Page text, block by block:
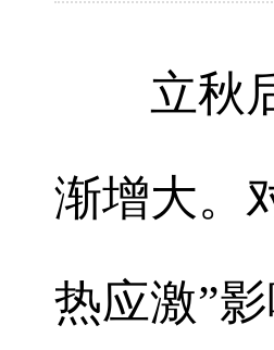
立秋
渐增大。
热应激”